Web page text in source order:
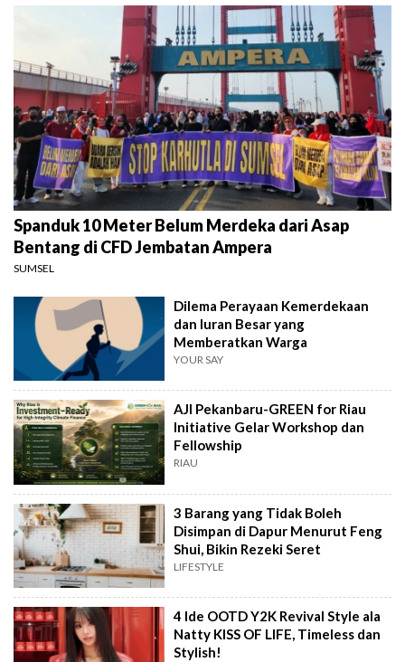
Spanduk 10 Meter Belum Merdeka dari Asap
Bentang di CFD Jembatan Ampera
SUMSEL
Dilema Perayaan Kemerdekaan
dan Iuran Besar yang
Memberatkan Warga
YOUR SAY
AJI Pekanbaru-GREEN for Riau
Initiative Gelar Workshop dan
Fellowship
RIAU
3 Barang yang Tidak Boleh
Disimpan di Dapur Menurut Feng
Shui, Bikin Rezeki Seret
LIFESTYLE
4 Ide OOTD Y2K Revival Style ala
Natty KISS OF LIFE, Timeless dan
Stylish!